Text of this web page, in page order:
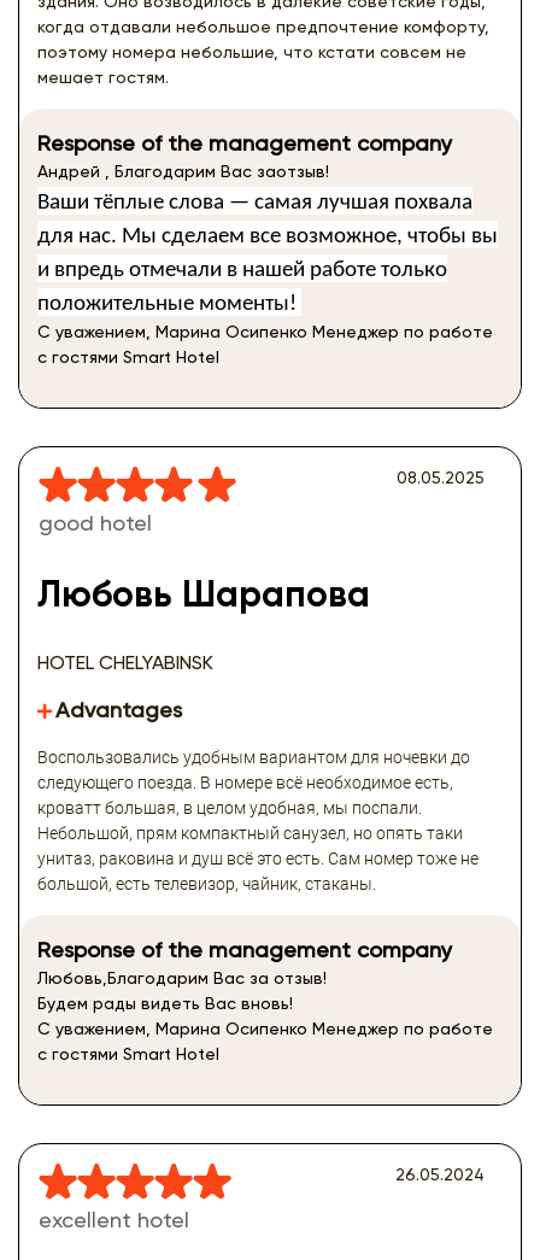
когда отдавали небольшое предпочтение комфорту,
поэтому номера небольшие, что кстати совсем не
мешает гостям.
Response of the management company
Андрей , Благодарим Вас заотзыв!
Ваши тёплые слова — самая лучшая похвала
для нас. Мы сделаем все возможное, чтобы вы
и впредь отмечали в нашей работе только
положительные моменты!
С уважением, Марина Осипенко Менеджер по работе
с гостями Smart Hotel
good hotel
Любовь Шарапова
HOTEL CHELYABINSK
08.05.2025
Advantages
Воспользовались удобным вариантом для ночевки до
следующего поезда. В номере всë необходимое есть,
кроватт большая, в целом удобная, мы поспали.
Небольшой, прям компактный санузел, но опять таки
унитаз, раковина и душ всë это есть. Сам номер тоже не
большой, есть телевизор, чайник, стаканы.
Response of the management company
Любовь,Благодарим Вас за отзыв!
Будем рады видеть Вас вновь!
С уважением, Марина Осипенко Менеджер по работе
с гостями Smart Hotel
excellent hotel
26.05.2024